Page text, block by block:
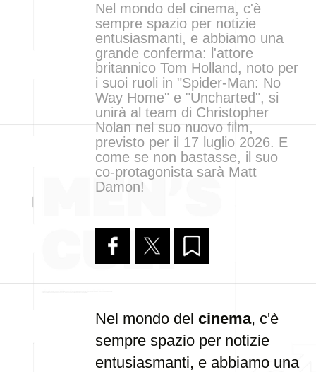
Nel mondo del cinema, c'è
sempre spazio per notizie
entusiasmanti, e abbiamo una
grande conferma: l'attore
britannico Tom Holland, noto per
i suoi ruoli in "Spider-Man: No
Way Home" e "Uncharted", si
unirà al team di Christopher
Nolan nel suo nuovo film,
previsto per il 17 luglio 2026. E
come se non bastasse, il suo
co-protagonista sarà Matt
Damon!
Nel mondo del cinema, c'è
sempre spazio per notizie
entusiasmanti, e abbiamo una